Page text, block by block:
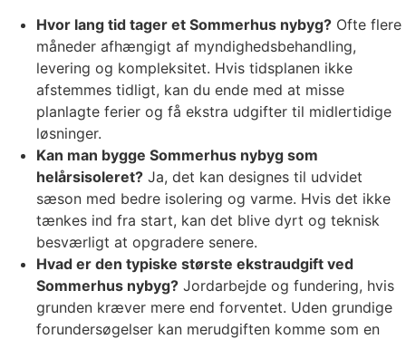
Hvor lang tid tager et Sommerhus nybyg? Ofte flere
måneder afhængigt af myndighedsbehandling,
levering og kompleksitet. Hvis tidsplanen ikke
afstemmes tidligt, kan du ende med at misse
planlagte ferier og få ekstra udgifter til midlertidige
løsninger.
Kan man bygge Sommerhus nybyg som
helårsisoleret? Ja, det kan designes til udvidet
sæson med bedre isolering og varme. Hvis det ikke
tænkes ind fra start, kan det blive dyrt og teknisk
besværligt at opgradere senere.
Hvad er den typiske største ekstraudgift ved
Sommerhus nybyg? Jordarbejde og fundering, hvis
grunden kræver mere end forventet. Uden grundige
forundersøgelser kan merudgiften komme som en